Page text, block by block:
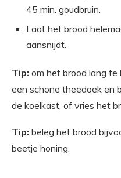
45 min. goudbruin.
Laat het brood
aansnijdt.
Tip: om het brood lang
een schone theedoek en
de koelkast, of vries het
Tip: beleg het brood
beetje honing.